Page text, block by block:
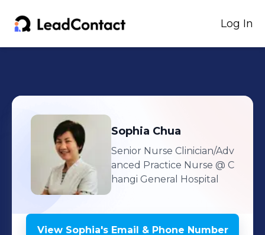
Log In
Sophia Chua
Senior Nurse Clinician/Adv
anced Practice Nurse @ C
hangi General Hospital
View Sophia'sEmail & Phone Number